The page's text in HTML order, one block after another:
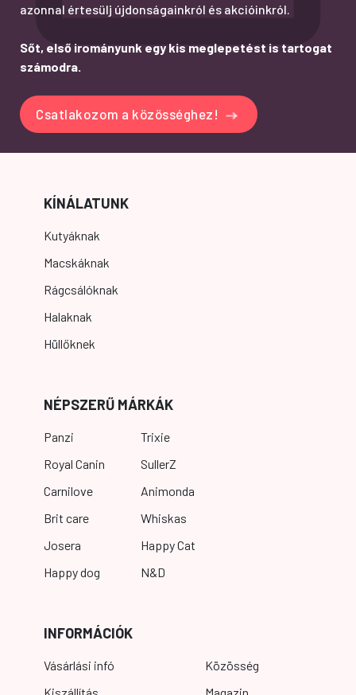
azonnal értesülj újdonságainkról és akcióinkról.
Sőt, első irományunk egy kis meglepetést is tartogat
számodra.
Csatlakozom a közösséghez!
KÍNÁLATUNK
Kutyáknak
Macskáknak
Rágcsálóknak
Halaknak
Hüllőknek
NÉPSZERŰ MÁRKÁK
Panzi
Royal Canin
Carnilove
Brit care
Josera
Happy dog
Trixie
SullerZ
Animonda
Whiskas
Happy Cat
N&D
INFORMÁCIÓK
Vásárlási infó
Közösség